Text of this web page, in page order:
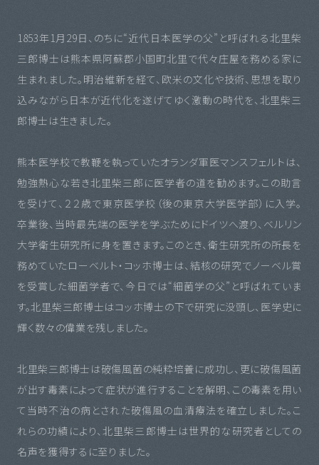
1853年1月29日、のちに“近代日本医学の父”と呼ばれる北里柴
三郎博士は熊本県阿蘇郡小国町北里で代々庄屋を務める家に
生まれました。明治維新を経て、欧米の文化や技術、思想を取り
込みながら日本が近代化を遂げてゆく激動の時代を、北里柴三
郎博士は生きました。
熊本医学校で教鞭を執っていたオランダ軍医マンスフェルトは、
勉強熱心な若き北里柴三郎に医学者の道を勧めます。この助言
を受けて、２２歳で東京医学校（後の東京大学医学部）に入学。
卒業後、当時最先端の医学を学ぶためにドイツへ渡り、ベルリン
大学衛生研究所に身を置きます。このとき、衛生研究所の所長を
務めていたローベルト・コッホ博士は、結核の研究でノーベル賞
を受賞した細菌学者で、今日では“細菌学の父”と呼ばれていま
す。北里柴三郎博士はコッホ博士の下で研究に没頭し、医学史に
輝く数々の偉業を残しました。
北里柴三郎博士は破傷風菌の純粋培養に成功し、更に破傷風菌
が出す毒素によって症状が進行することを解明、この毒素を用い
て当時不治の病とされた破傷風の血清療法を確立しました。こ
れらの功績により、北里柴三郎博士は世界的な研究者としての
名声を獲得するに至りました。